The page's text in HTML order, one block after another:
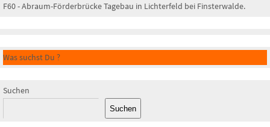
F60 - Abraum-Förderbrücke Tagebau in Lichterfeld bei Finsterwalde.
Was suchst Du ?
Suchen
Suchen